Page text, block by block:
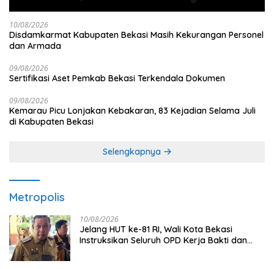
10/08/2026
Disdamkarmat Kabupaten Bekasi Masih Kekurangan Personel
dan Armada
09/08/2026
Sertifikasi Aset Pemkab Bekasi Terkendala Dokumen
09/08/2026
Kemarau Picu Lonjakan Kebakaran, 83 Kejadian Selama Juli
di Kabupaten Bekasi
Selengkapnya
Metropolis
10/08/2026
Jelang HUT ke-81 RI, Wali Kota Bekasi
Instruksikan Seluruh OPD Kerja Bakti dan